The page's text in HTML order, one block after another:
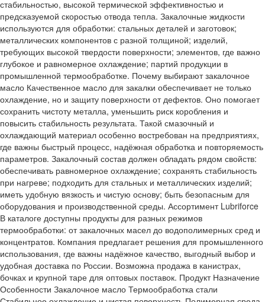
стабильностью, высокой термической эффективностью и
предсказуемой скоростью отвода тепла. Закалочные жидкости
используются для обработки: стальных деталей и заготовок;
металлических компонентов с разной толщиной; изделий,
требующих высокой твердости поверхности; элементов, где важно
глубокое и равномерное охлаждение; партий продукции в
промышленной термообработке. Почему выбирают закалочное
масло Качественное масло для закалки обеспечивает не только
охлаждение, но и защиту поверхности от дефектов. Оно помогает
сохранить чистоту металла, уменьшить риск коробления и
повысить стабильность результата. Такой смазочный и
охлаждающий материал особенно востребован на предприятиях,
где важны быстрый процесс, надёжная обработка и повторяемость
параметров. Закалочный состав должен обладать рядом свойств:
обеспечивать равномерное охлаждение; сохранять стабильность
при нагреве; подходить для стальных и металлических изделий;
иметь удобную вязкость и чистую основу; быть безопасным для
оборудования и производственной среды. Ассортимент Lubriforce
В каталоге доступны продукты для разных режимов
термообработки: от закалочных масел до водополимерных сред и
концентратов. Компания предлагает решения для промышленного
использования, где важны надёжное качество, выгодный выбор и
удобная доставка по России. Возможна продажа в канистрах,
бочках и крупной таре для оптовых поставок. Продукт Назначение
Особенности Закалочное масло Термообработка стали